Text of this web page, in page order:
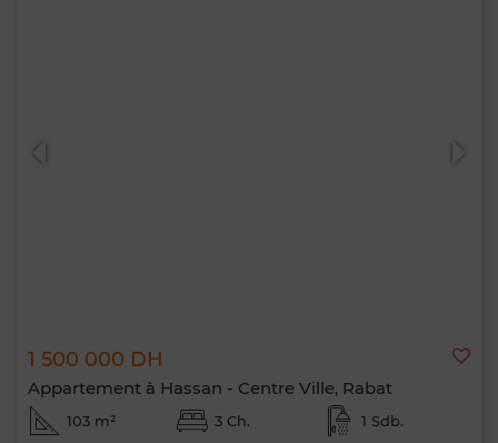
1 500 000 DH
Appartement à Hassan - Centre Ville, Rabat
103 m² 3 Ch. 1 Sdb.